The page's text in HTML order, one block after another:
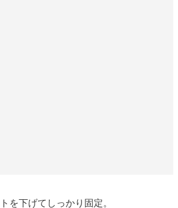
を下げてしっかり固定。